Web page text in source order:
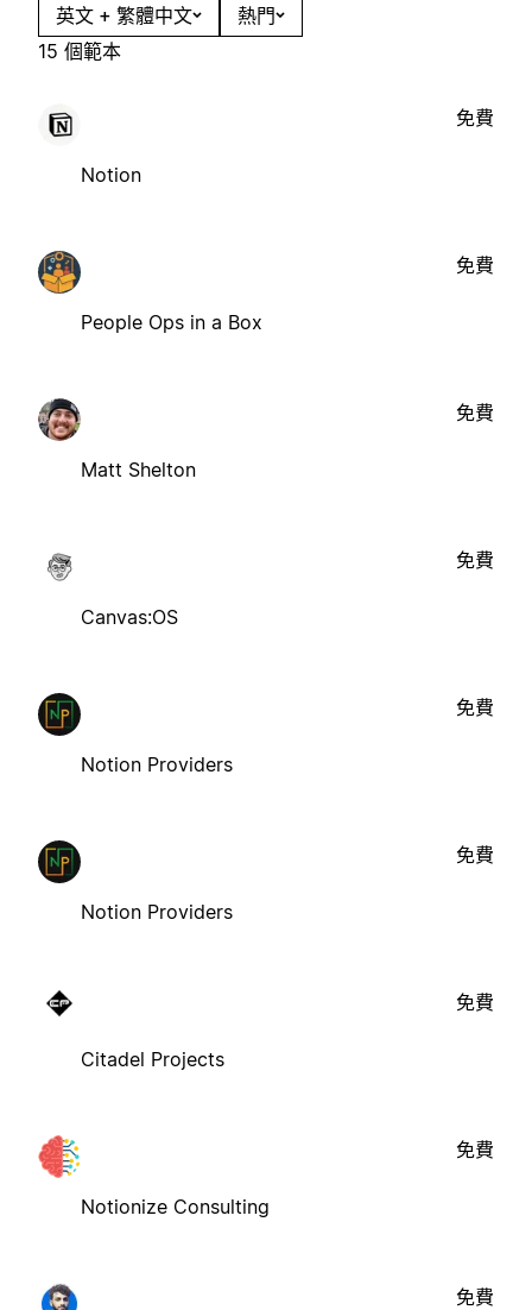
英文 + 繁體中文
熱門
15 個範本
Notion
免費
People Ops in a Box
免費
Matt Shelton
免費
Canvas:OS
免費
Notion Providers
免費
Notion Providers
免費
Citadel Projects
免費
Notionize Consulting
免費
免費